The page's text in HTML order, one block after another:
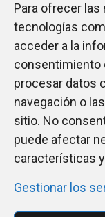
Para ofrecer
tecnologías
acceder a la
consentimiento
procesar datos
navegación o
sitio. No
puede afectar
características
Gestionar los
Separación sólido-
Manejo de lodos
Control ambiental
Experiencia
Soluciones industriales
para tratamiento de
y extracción y filtración